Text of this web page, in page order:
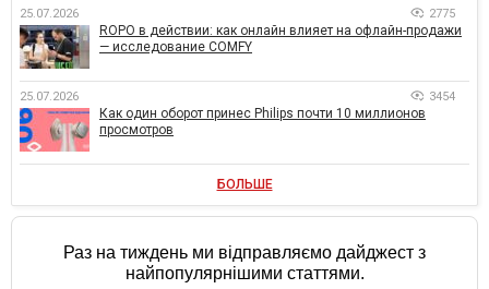
25.07.2026 2775
ROPO в действии: как онлайн влияет на офлайн-продажи
— исследование COMFY
25.07.2026 3454
Как один оборот принес Philips почти 10 миллионов
просмотров
БОЛЬШЕ
Раз на тиждень ми відправляємо дайджест з
найпопулярнішими статтями.